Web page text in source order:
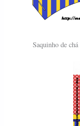
Saquinho de chá